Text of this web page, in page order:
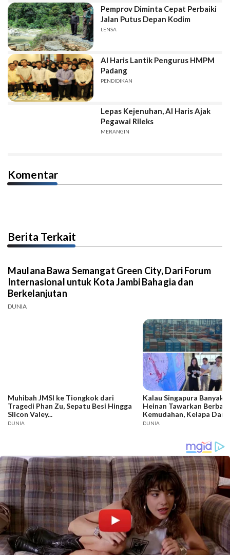
Pemprov Diminta Cepat Perbaiki
Jalan Putus Depan Kodim
LENSA
Al Haris Lantik Pengurus HMPM
Padang
PENDIDIKAN
Lepas Kejenuhan, Al Haris Ajak
Pegawai Rileks
MERANGIN
Komentar
Berita Terkait
Maulana Bawa Semangat Green City, Dari Forum
Internasional untuk Kota Jambi Bahagia dan
Berkelanjutan
DUNIA
Muhibah JMSI ke Tiongkok dari
Tragedi Phan Zu, Sepatu Besi Hingga
Slicon Valey...
DUNIA
Kalau Singapura Banyak
Heinan Tawarkan
Kemudahan, Kelapa Dari
Sudah Masuk,
DUNIA